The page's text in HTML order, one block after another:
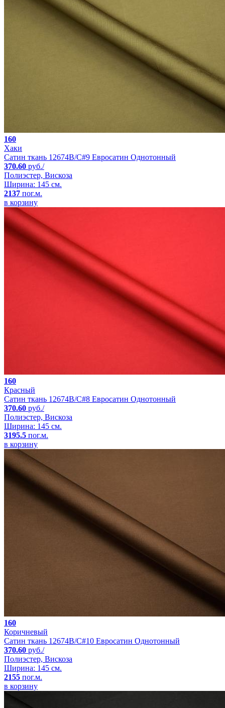
160
Хаки
Сатин ткань 12674B/C#9 Евросатин Однотонный
370.60 руб./
Полиэстер, Вискоза
Ширина: 145 см.
2137 пог.м.
в корзину
160
Красный
Сатин ткань 12674B/C#8 Евросатин Однотонный
370.60 руб./
Полиэстер, Вискоза
Ширина: 145 см.
3195.5 пог.м.
в корзину
160
Коричневый
Сатин ткань 12674B/C#10 Евросатин Однотонный
370.60 руб./
Полиэстер, Вискоза
Ширина: 145 см.
2155 пог.м.
в корзину